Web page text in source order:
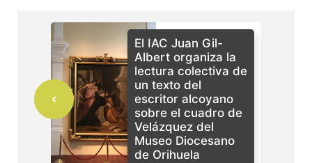
El IAC Juan Gil-
Albert organiza la
lectura colectiva de
un texto del
escritor alcoyano
sobre el cuadro de
Velázquez del
Museo Diocesano
de Orihuela